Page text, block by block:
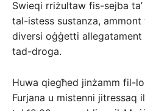
Swieqi rriżultaw fis-sejba
tal-istess sustanza, ammont
diversi oġġetti allegatament
tad-droga.
Huwa qiegħed jinżamm fil-
Furjana u mistenni jitressaq